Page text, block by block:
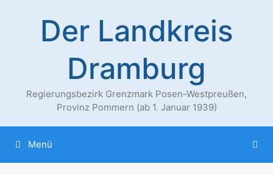
Der Landkreis
Dramburg
Regierungsbezirk Grenzmark Posen-Westpreußen,
Provinz Pommern (ab 1. Januar 1939)
Menü